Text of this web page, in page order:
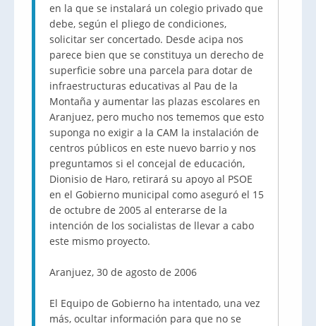
en la que se instalará un colegio privado que
debe, según el pliego de condiciones,
solicitar ser concertado. Desde acipa nos
parece bien que se constituya un derecho de
superficie sobre una parcela para dotar de
infraestructuras educativas al Pau de la
Montaña y aumentar las plazas escolares en
Aranjuez, pero mucho nos tememos que esto
suponga no exigir a la CAM la instalación de
centros públicos en este nuevo barrio y nos
preguntamos si el concejal de educación,
Dionisio de Haro, retirará su apoyo al PSOE
en el Gobierno municipal como aseguró el 15
de octubre de 2005 al enterarse de la
intención de los socialistas de llevar a cabo
este mismo proyecto.
Aranjuez, 30 de agosto de 2006
El Equipo de Gobierno ha intentado, una vez
más, ocultar información para que no se